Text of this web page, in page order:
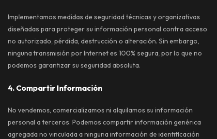
Implementamos medidas de seguridad técnicas y organizativas
diseñadas para proteger su información personal contra acceso
no autorizado, pérdida, destrucción o alteración. Sin embargo,
ninguna transmisión por Internet es 100% segura, por lo que no
podemos garantizar su seguridad absoluta.
4. Compartir Información
No vendemos, comercializamos ni alquilamos su información
personal a terceros. Podemos compartir información genérica
agregada no vinculada a ninguna información de identificación